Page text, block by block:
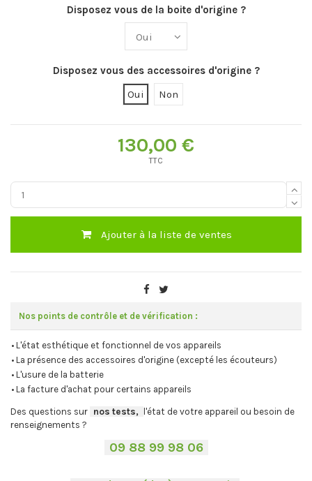
Disposez vous de la boite d'origine ?
Disposez vous des accessoires d'origine ?
Oui
Non
130,00 €
TTC
Ajouter à la liste de ventes
Nos points de contrôle et de vérification :
• L'état esthétique et fonctionnel de vos appareils
• La présence des accessoires d'origine (excepté les écouteurs)
• L'usure de la batterie
• La facture d'achat pour certains appareils
Des questions sur nos tests, l'état de votre appareil ou besoin de
renseignements ?
09 88 99 98 06-